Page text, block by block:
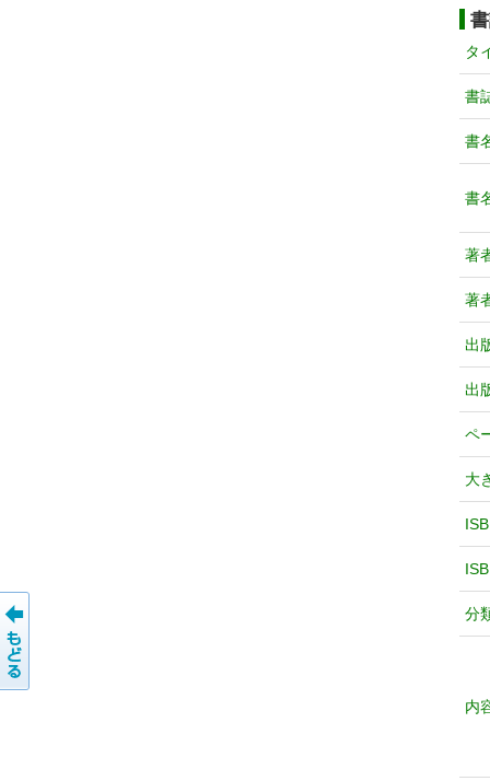
タ
書
書
書
著
著
出
出
ペ
大
分
内